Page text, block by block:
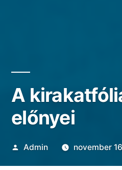
A
előnyei
Szerző:
Admin november